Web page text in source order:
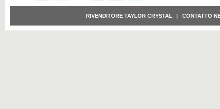
RIVENDITORE TAYLOR CRYSTAL CONTATTO